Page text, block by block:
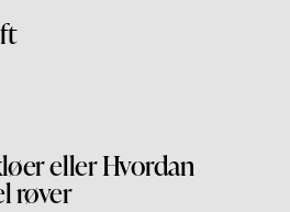
eller Hvordan
røver